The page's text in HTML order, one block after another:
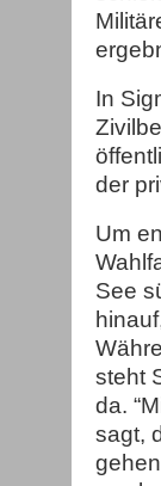
In
der
Um
See
steht
da.
sagt,